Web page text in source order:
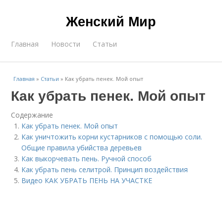
Женский Мир
Главная Новости Статьи
Главная » Статьи » Как убрать пенек. Мой опыт
Как убрать пенек. Мой опыт
Содержание
Как убрать пенек. Мой опыт
Как уничтожить корни кустарников с помощью соли.
Общие правила убийства деревьев
Как выкорчевать пень. Ручной способ
Как убрать пень селитрой. Принцип воздействия
Видео КАК УБРАТЬ ПЕНЬ НА УЧАСТКЕ